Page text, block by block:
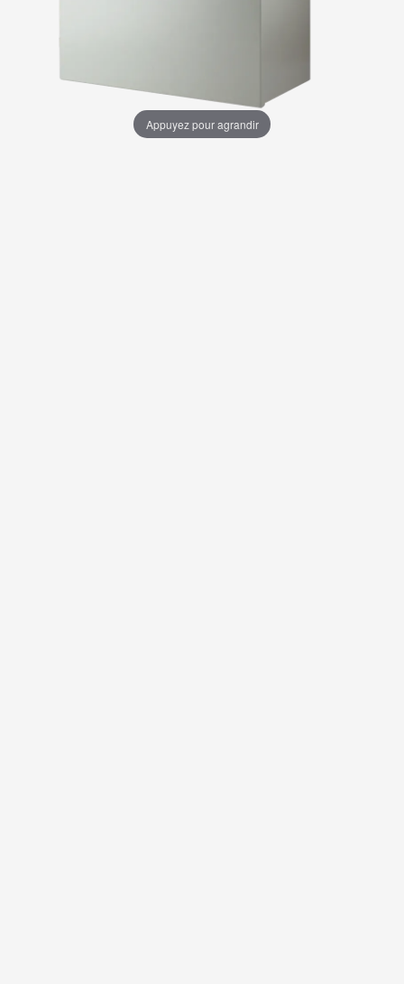
Appuyez pour agrandir